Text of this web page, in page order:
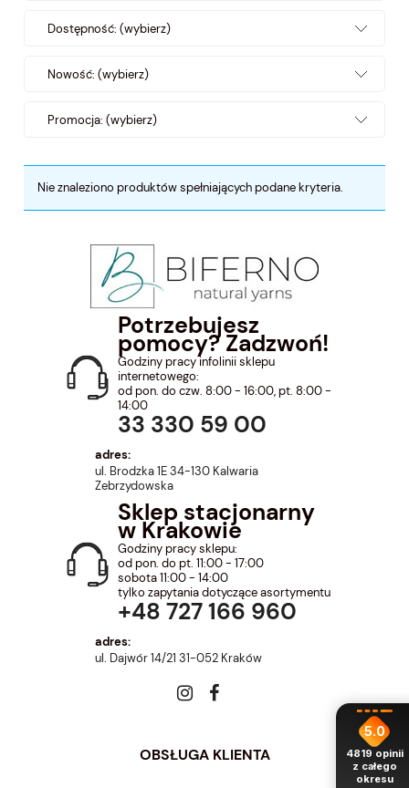
Dostępność: (wybierz)
Nowość: (wybierz)
Promocja: (wybierz)
Nie znaleziono produktów spełniających podane kryteria.
Potrzebujesz
pomocy? Zadzwoń!
Godziny pracy infolinii sklepu
internetowego:
od pon. do czw. 8:00 - 16:00, pt. 8:00 -
14:00
33 330 59 00
adres:
ul. Brodzka 1E 34-130 Kalwaria
Zebrzydowska
Sklep stacjonarny
w Krakowie
Godziny pracy sklepu:
od pon. do pt. 11:00 - 17:00
sobota 11:00 - 14:00
tylko zapytania dotyczące asortymentu
+48 727 166 960
adres:
ul. Dajwór 14/21 31-052 Kraków
OBSŁUGA KLIENTA
5.0
4819 opinii
z całego
okresu